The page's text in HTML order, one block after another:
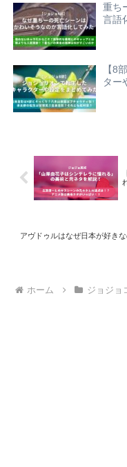
重ち
言語
【8
ター
アヴドゥルはなぜ日本が好き
ホーム ジョジョ